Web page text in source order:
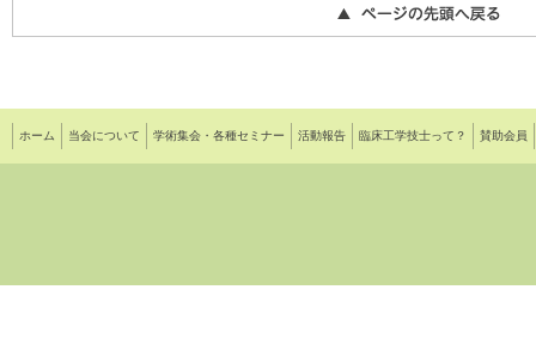
ホーム 当会について 学術集会・各種セミナー 活動報告 臨床工学技士って？ 賛助会員